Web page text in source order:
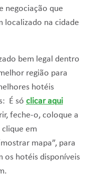
negociação que
localizado na cidade
bem legal dentro
região para
hotéis
É só clicar aqui
feche-o, coloque a
clique em
mapa”, para
os hotéis disponíveis